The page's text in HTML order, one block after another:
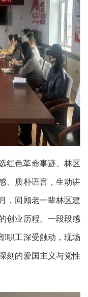
红色革命事迹、林区
、质朴语言，生动讲
，回顾老一辈林区建
创业历程。一段段感
职工深受触动，现场
刻的爱国主义与党性